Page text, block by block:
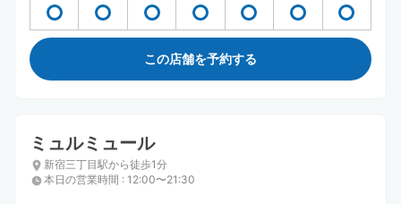
この店舗を予約する
ミュルミュール
新宿三丁目駅から徒歩1分
本日の営業時間 : 12:00〜21:30